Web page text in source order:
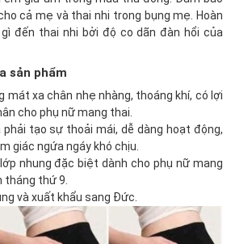
cả mẹ và thai nhi trong bụng mẹ. Hoàn
đến thai nhi bởi độ co dãn đàn hổi của
sản phẩm
mát xa chân nhẹ nhàng, thoáng khí, có lợi
cho phụ nữ mang thai.
tạo sự thoải mái, dễ dàng hoạt động,
giác ngứa ngáy khó chịu.
nhung đặc biệt dành cho phụ nữ mang
tháng thứ 9.
và xuất khẩu sang Đức.